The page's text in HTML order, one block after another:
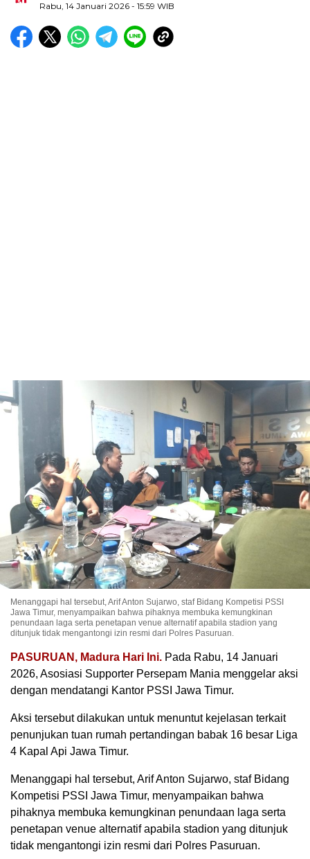
Rabu, 14 Januari 2026 - 15:59 WIB
Menanggapi hal tersebut, Arif Anton Sujarwo, staf Bidang Kompetisi PSSI
Jawa Timur, menyampaikan bahwa pihaknya membuka kemungkinan
penundaan laga serta penetapan venue alternatif apabila stadion yang
ditunjuk tidak mengantongi izin resmi dari Polres Pasuruan.
PASURUAN, Madura Hari Ini. Pada Rabu, 14 Januari
2026, Asosiasi Supporter Persepam Mania menggelar aksi
dengan mendatangi Kantor PSSI Jawa Timur.
Aksi tersebut dilakukan untuk menuntut kejelasan terkait
penunjukan tuan rumah pertandingan babak 16 besar Liga
4 Kapal Api Jawa Timur.
Menanggapi hal tersebut, Arif Anton Sujarwo, staf Bidang
Kompetisi PSSI Jawa Timur, menyampaikan bahwa
pihaknya membuka kemungkinan penundaan laga serta
penetapan venue alternatif apabila stadion yang ditunjuk
tidak mengantongi izin resmi dari Polres Pasuruan.